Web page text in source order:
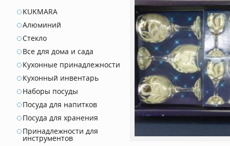
KUKMARA
Алюминий
Стекло
Все для дома и сада
Кухонные принадлежности
Кухонный инвентарь
Наборы посуды
Посуда для напитков
Посуда для хранения
Принадлежности для
инструментов